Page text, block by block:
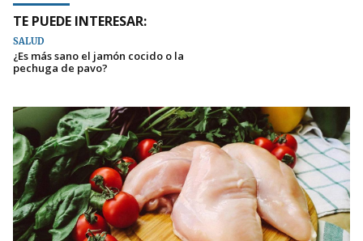
TE PUEDE INTERESAR:
SALUD
¿Es más sano el jamón cocido o la
pechuga de pavo?